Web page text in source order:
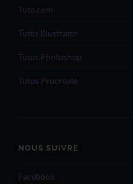
Tuto.com
Tutos Illustrator
Tutos Photoshop
Tutos Procreate
NOUS SUIVRE
Facebook